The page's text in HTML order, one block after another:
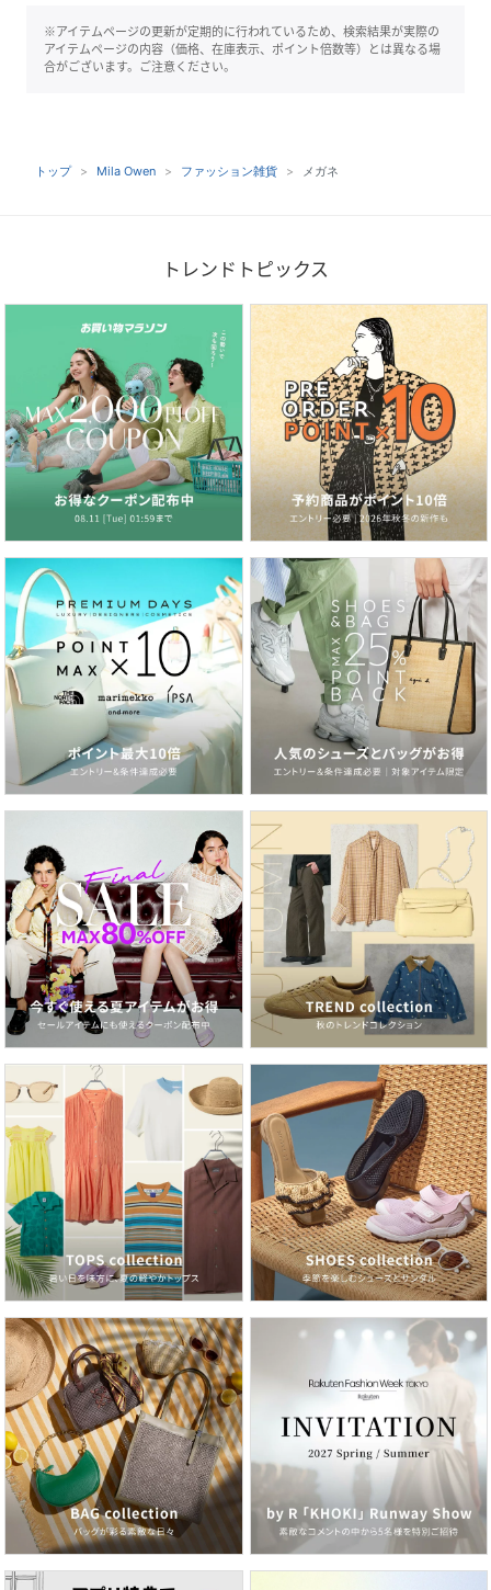
※アイテムページの更新が定期的に行われているため、検索結果が実際の
アイテムページの内容（価格、在庫表示、ポイント倍数等）とは異なる場
合がございます。ご注意ください。
トップ Mila Owen ファッション雑貨 メガネ
トレンドトピックス